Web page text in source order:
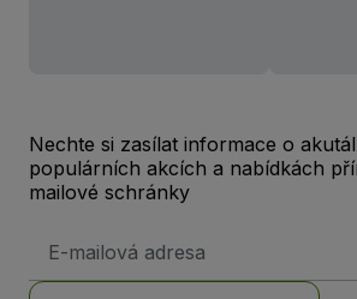
Nechte si zasílat informace o
populárních akcích a nabídkách
mailové schránky
adresa